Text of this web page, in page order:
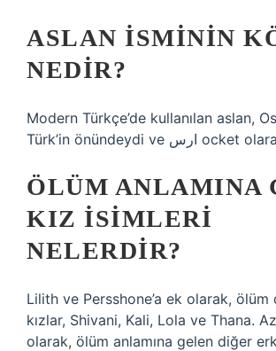
ASLAN ISMININ
NEDIR?
Modern Türkçe’de kullanılan aslan,
ÖLÜM ANLAMINA
KIZ ISIMLERI
NELERDIR?
Lilith ve Persshone’a ek olarak,
kızlar, Shivani, Kali, Lola ve Thana.
olarak, ölüm anlamına gelen diğer